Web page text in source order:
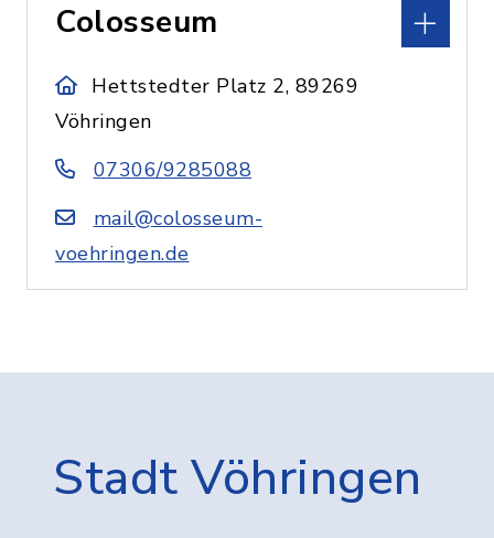
Colosseum
Hettstedter Platz 2, 89269
Vöhringen
07306/9285088
mail@colosseum-
voehringen.de
Stadt Vöhringen